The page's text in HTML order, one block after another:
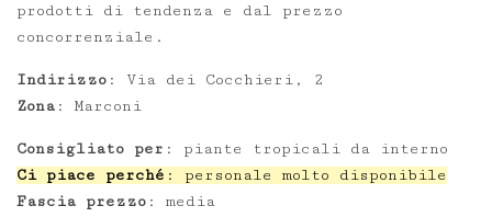
prodotti di tendenza e dal prezzo
concorrenziale.
Indirizzo : Via dei Cocchieri, 2
Zona : Marconi
Consigliato per : piante tropicali da interno
Ci piace perché : personale molto disponibile
Fascia prezzo : media